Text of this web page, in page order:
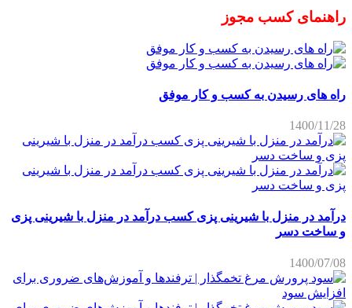
راهنمای کسب مجوز
راه های رسیدن به کسب و کار موفق
1400/11/28
درآمد در منزل با شیرینی پزی کسب درآمد در منزل با شیرینی پزی
و ساخت دسر
1400/07/08